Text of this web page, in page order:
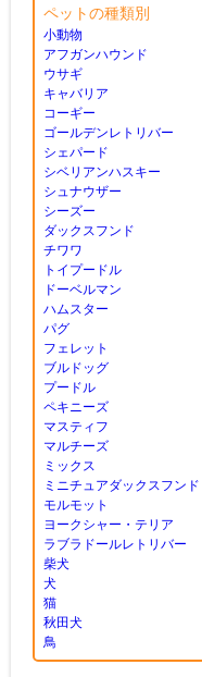
ペットの種類別
小動物
アフガンハウンド
ウサギ
キャバリア
コーギー
ゴールデンレトリバー
シェパード
シベリアンハスキー
シュナウザー
シーズー
ダックスフンド
チワワ
トイプードル
ドーベルマン
ハムスター
パグ
フェレット
ブルドッグ
プードル
ペキニーズ
マスティフ
マルチーズ
ミックス
ミニチュアダックスフンド
モルモット
ヨークシャー・テリア
ラブラドールレトリバー
柴犬
犬
猫
秋田犬
鳥